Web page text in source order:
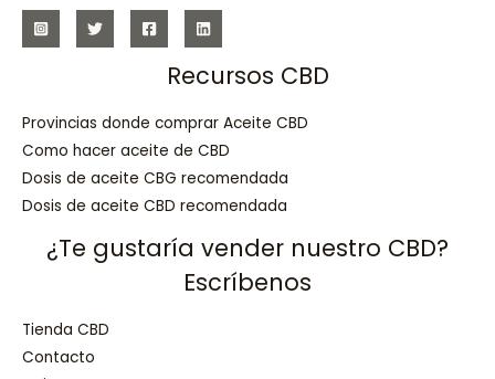
Recursos CBD
Provincias donde comprar Aceite CBD
Como hacer aceite de CBD
Dosis de aceite CBG recomendada
Dosis de aceite CBD recomendada
¿Te gustaría vender nuestro CBD?
Escríbenos
Tienda CBD
Contacto